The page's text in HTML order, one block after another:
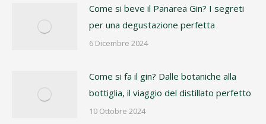
Come si beve il Panarea Gin? I segreti
per una degustazione perfetta
6 Dicembre 2024
Come si fa il gin? Dalle botaniche alla
bottiglia, il viaggio del distillato perfetto
10 Ottobre 2024